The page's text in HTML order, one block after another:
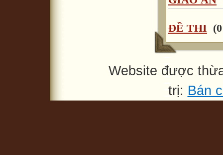
ĐỀ THI
Website được
trị: Bán